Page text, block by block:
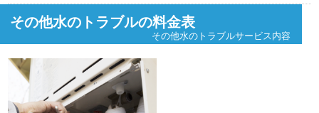
その他水のトラブルの料金表
その他水のトラブルサービス内容